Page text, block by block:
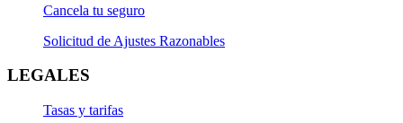
Cancela tu seguro
Solicitud de Ajustes Razonables
LEGALES
Tasas y tarifas